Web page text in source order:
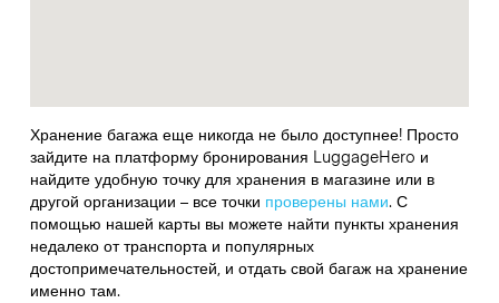
Хранение багажа еще никогда не было доступнее! Просто
зайдите на платформу бронирования LuggageHero и
найдите удобную точку для хранения в магазине или в
другой организации – все точки проверены нами. С
помощью нашей карты вы можете найти пункты хранения
недалеко от транспорта и популярных
достопримечательностей, и отдать свой багаж на хранение
именно там.